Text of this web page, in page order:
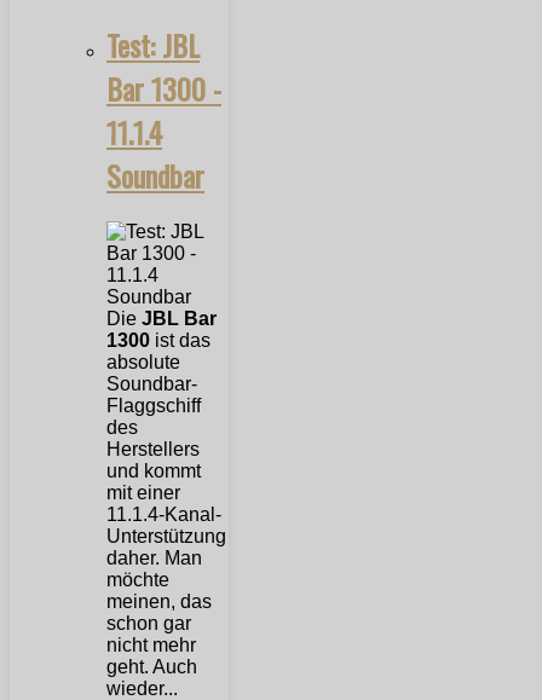
Test: JBL
Bar 1300 -
11.1.4
Soundbar
Die JBL Bar
1300 ist das
absolute
Soundbar-
Flaggschiff
des
Herstellers
und kommt
mit einer
11.1.4-Kanal-
Unterstützung
daher. Man
möchte
meinen, das
schon gar
nicht mehr
geht. Auch
wieder...